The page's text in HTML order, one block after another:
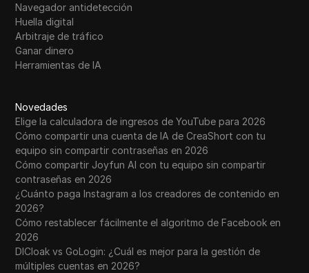
Navegador antidetección
Huella digital
Arbitraje de tráfico
Ganar dinero
Herramientas de IA
Novedades
Elige la calculadora de ingresos de YouTube para 2026
Cómo compartir una cuenta de IA de CreaShort con tu
equipo sin compartir contraseñas en 2026
Cómo compartir Joyfun AI con tu equipo sin compartir
contraseñas en 2026
¿Cuánto paga Instagram a los creadores de contenido en
2026?
Cómo restablecer fácilmente el algoritmo de Facebook en
2026
DICloak vs GoLogin: ¿Cuál es mejor para la gestión de
múltiples cuentas en 2026?